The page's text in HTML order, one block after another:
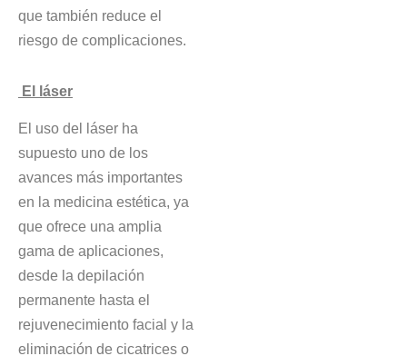
que también reduce el
riesgo de complicaciones.
El láser
El uso del láser ha
supuesto uno de los
avances más importantes
en la medicina estética, ya
que ofrece una amplia
gama de aplicaciones,
desde la depilación
permanente hasta el
rejuvenecimiento facial y la
eliminación de cicatrices o